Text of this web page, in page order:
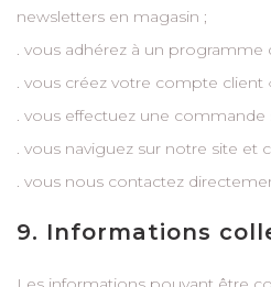
newsletters en magasin ;
. vous adhérez à un
. vous créez votre compte client
. vous effectuez une
. vous naviguez sur notre site et
. vous nous contactez
9. Informations